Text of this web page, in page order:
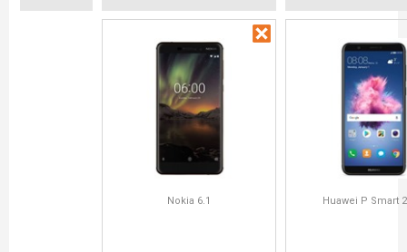
Nokia 6.1 Huawei P Smart